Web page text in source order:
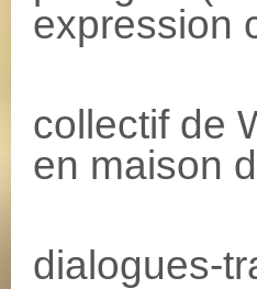
expression
-4
collectif de
en maison
-5
dialogues-